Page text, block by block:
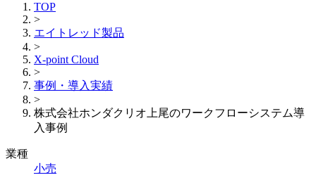
TOP
>
エイトレッド製品
>
X-point Cloud
>
事例・導入実績
>
株式会社ホンダクリオ上尾のワークフローシステム導
入事例
業種
小売